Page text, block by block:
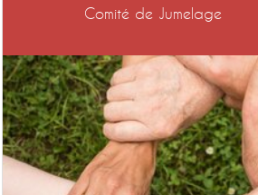
Comité de Jumelage